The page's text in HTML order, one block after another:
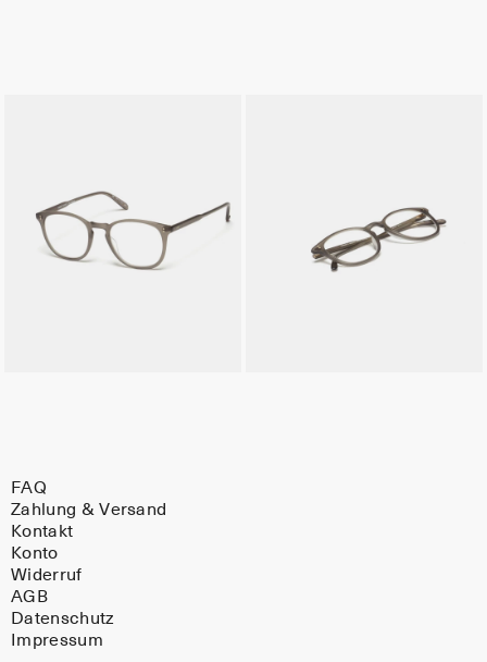
FAQ
Zahlung & Versand
Kontakt
Konto
Widerruf
AGB
Datenschutz
Impressum